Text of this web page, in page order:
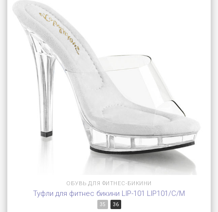
ОБУВЬ ДЛЯ ФИТНЕС-БИКИНИ
Туфли для фитнес бикини LIP-101 LIP101/C/M
35 36